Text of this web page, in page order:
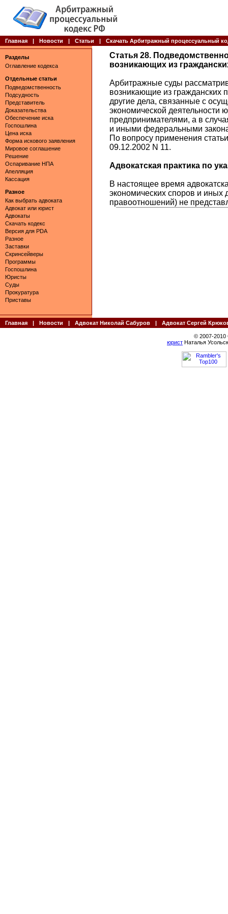
Главная | Новости | Статьи | Скачать Арбитражный процессуальный
Разделы
Оглавление кодекса
Отдельные статьи
Подведомственность
Подсудность
Представитель
Доказательства
Обеспечение иска
Госпошлина
Цена иска
Форма искового заявления
Мировое соглашение
Решение
Оспаривание НПА
Апелляция
Кассация
Разное
Как выбрать адвоката
Адвокат или юрист
Адвокаты
Скачать кодекс
Версия для PDA
Разное
Заставки
Скринсейверы
Программы
Госпошлина
Юристы
Суды
Прокуратура
Приставы
Статья 28.
возникающих из
Арбитражные суды
возникающие из гражданских
другие дела, связанные с
экономической
предпринимателями, а в
и иными федеральными
По вопросу применения
09.12.2002 N 11.
Адвокатская практика по
В настоящее время
экономических споров и иных
правоотношений) не
Главная | Новости | Адвокат Николай Сабуров | Адвокат Сергей
© 2007-
юрист Наталья